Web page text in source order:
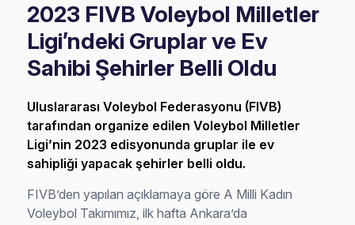
2023 FIVB Voleybol Milletler
Ligi’ndeki Gruplar ve Ev
Sahibi Şehirler Belli Oldu
Uluslararası Voleybol Federasyonu (FIVB)
tarafından organize edilen Voleybol Milletler
Ligi’nin 2023 edisyonunda gruplar ile ev
sahipliği yapacak şehirler belli oldu.
FIVB’den yapılan açıklamaya göre A Milli Kadın
Voleybol Takımımız, ilk hafta Ankara’da